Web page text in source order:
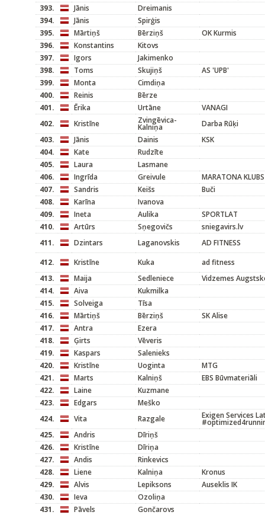
393.
Jānis
Dreimanis
394.
Jānis
Spirģis
395.
Mārtiņš Bērziņš
OK Kurmis
396.
Konstantins
Kitovs
397.
Igors
Jakimenko
398.
Toms Skujiņš
AS 'UPB'
399.
Monta
Cimdiņa
400.
Reinis
Bērze
401.
Ērika Urtāne
VANAGI
402.
Kristīne Zvingēvica-
Kalniņa
Darba Rūķi
403.
Jānis Dainis
KSK
404.
Kate
Rudzīte
405.
Laura
Lasmane
406.
Ingrīda Greivule
MARATONA KLUBS
407.
Sandris Keišs
Buči
408.
Karīna
Ivanova
409.
Ineta Aulika
SPORTLAT
410.
Artūrs Sņegovičs
sniegavirs.lv
411.
Dzintars Laganovskis
AD FITNESS
412.
Kristīne Kuka
ad fitness
413.
Maija Sedleniece
Vidzemes
414.
Aiva
Kukmilka
415.
Solveiga
Tīsa
416.
Mārtiņš Bērziņš
SK Alise
417.
Antra
Ezera
418.
Ģirts
Vēveris
419.
Kaspars
Salenieks
420.
Kristīne Uoginta
MTG
421.
Marts Kalniņš
EBS Būvmateriāli
422.
Laine
Kuzmane
423.
Edgars
Meško
424.
Vita Razgale Exigen Services
425.
Andris
Dīriņš
426.
Kristīne
Dīriņa
427.
Andis
Rinkevics
428.
Liene Kalniņa
Kronus
429.
Alvis Lepiksons
Auseklis IK
430.
Ieva
Ozoliņa
431.
Pāvels
Gončarovs